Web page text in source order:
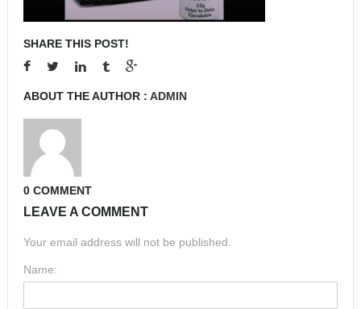
SHARE THIS POST!
ABOUT THE AUTHOR : ADMIN
0 COMMENT
LEAVE A COMMENT
Your email address will not be published.
Name: